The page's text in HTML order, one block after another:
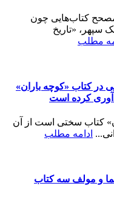
کتاب‌هایی چون
سپهر، «تاریخ
مطلب
در کتاب «کوچه باران»
کرده است
کتاب سختی است از آن
ادامه مطلب
و مولف سه کتاب